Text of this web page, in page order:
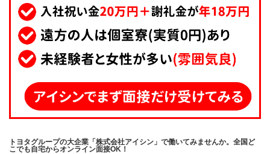
トヨタグループの大企業「株式会社アイシン」で働いてみませんか。全国ど
こでも自宅からオンライン面接OK！